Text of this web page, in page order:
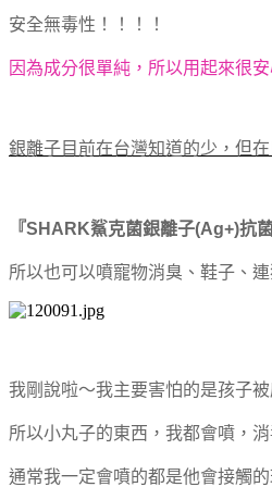
安全無毒性！！！！
因為成分很單純，所以用起來很
銀離子目前在台灣知道的少，但
『SHARK鯊克菌銀離子(Ag+)抗菌
所以也可以噴寵物消臭、鞋子、
我剛說啦～我主要害怕的是孩子被
所以小丸子的東西，我都會噴，
通常我一定會噴的都是他會接觸